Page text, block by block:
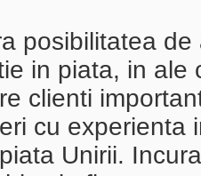
posibilitatea
in piata, in
clienti
cu experienta
Unirii.